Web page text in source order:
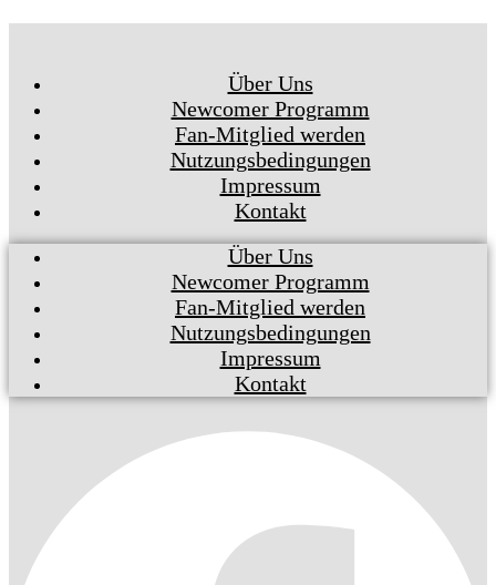
Über Uns
Newcomer Programm
Fan-Mitglied werden
Nutzungsbedingungen
Impressum
Kontakt
Über Uns
Newcomer Programm
Fan-Mitglied werden
Nutzungsbedingungen
Impressum
Kontakt